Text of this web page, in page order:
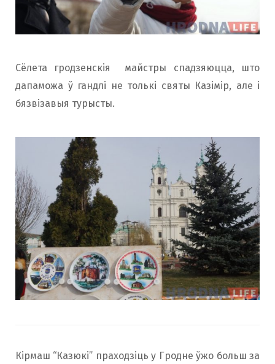
Сёлета гродзенскія майстры спадзяюцца, што
дапаможа ў гандлі не толькі святы Казімір, але і
бязвізавыя турысты.
Кірмаш “Казюкі” праходзіць у Гродне ўжо больш за